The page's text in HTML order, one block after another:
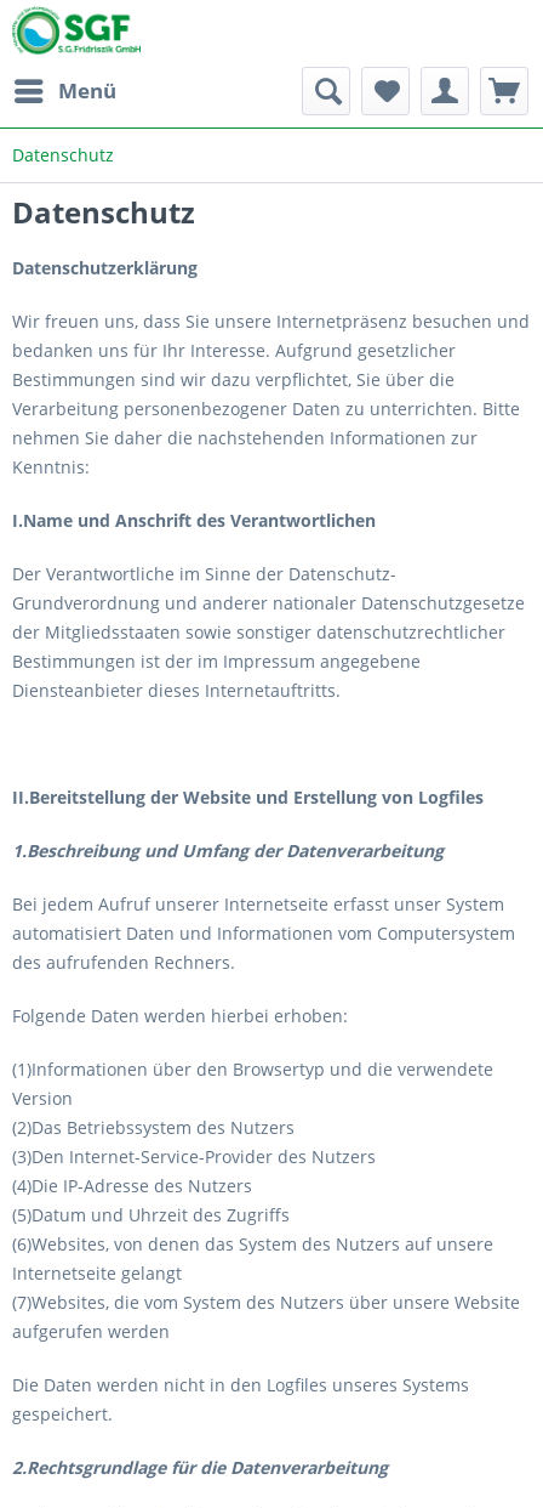
Menü
Datenschutz
Datenschutz
Datenschutzerklärung
Wir freuen uns, dass Sie unsere Internetpräsenz besuchen und
bedanken uns für Ihr Interesse. Aufgrund gesetzlicher
Bestimmungen sind wir dazu verpflichtet, Sie über die
Verarbeitung personenbezogener Daten zu unterrichten. Bitte
nehmen Sie daher die nachstehenden Informationen zur
Kenntnis:
I.Name und Anschrift des Verantwortlichen
Der Verantwortliche im Sinne der Datenschutz-
Grundverordnung und anderer nationaler Datenschutzgesetze
der Mitgliedsstaaten sowie sonstiger datenschutzrechtlicher
Bestimmungen ist der im Impressum angegebene
Diensteanbieter dieses Internetauftritts.
II.Bereitstellung der Website und Erstellung von Logfiles
1.Beschreibung und Umfang der Datenverarbeitung
Bei jedem Aufruf unserer Internetseite erfasst unser System
automatisiert Daten und Informationen vom Computersystem
des aufrufenden Rechners.
Folgende Daten werden hierbei erhoben:
(1)Informationen über den Browsertyp und die verwendete
Version
(2)Das Betriebssystem des Nutzers
(3)Den Internet-Service-Provider des Nutzers
(4)Die IP-Adresse des Nutzers
(5)Datum und Uhrzeit des Zugriffs
(6)Websites, von denen das System des Nutzers auf unsere
Internetseite gelangt
(7)Websites, die vom System des Nutzers über unsere Website
aufgerufen werden
Die Daten werden nicht in den Logfiles unseres Systems
gespeichert.
2.Rechtsgrundlage für die Datenverarbeitung